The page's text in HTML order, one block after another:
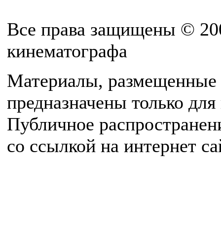
Все права защищены ©
кинематографа
Материалы, размещенные
предназначены только
Публичное
со ссылкой на интернет